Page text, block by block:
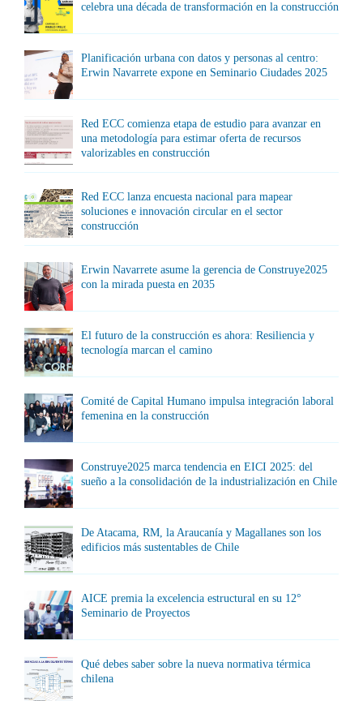
celebra una década de transformación en la construcción
Planificación urbana con datos y personas al centro:
Erwin Navarrete expone en Seminario Ciudades 2025
Red ECC comienza etapa de estudio para avanzar en
una metodología para estimar oferta de recursos
valorizables en construcción
Red ECC lanza encuesta nacional para mapear
soluciones e innovación circular en el sector
construcción
Erwin Navarrete asume la gerencia de Construye2025
con la mirada puesta en 2035
El futuro de la construcción es ahora: Resiliencia y
tecnología marcan el camino
Comité de Capital Humano impulsa integración laboral
femenina en la construcción
Construye2025 marca tendencia en EICI 2025: del
sueño a la consolidación de la industrialización en Chile
De Atacama, RM, la Araucanía y Magallanes son los
edificios más sustentables de Chile
AICE premia la excelencia estructural en su 12°
Seminario de Proyectos
Qué debes saber sobre la nueva normativa térmica
chilena